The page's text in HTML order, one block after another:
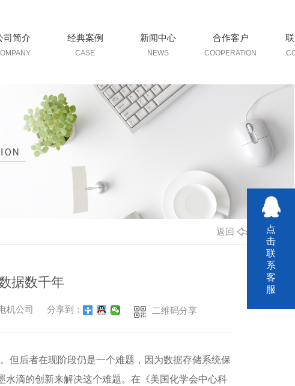
司简介 经典案例
CASE
新闻中心
NEWS
合作客户
COOPERATION
返回
据数千年
机公司 分享到： 二维码分享
但后者在现阶段仍是一个难题，因为数据存储系统保
滴的创新来解决这个难题。在《美国化学会中心科
点
击
联
系
客
服